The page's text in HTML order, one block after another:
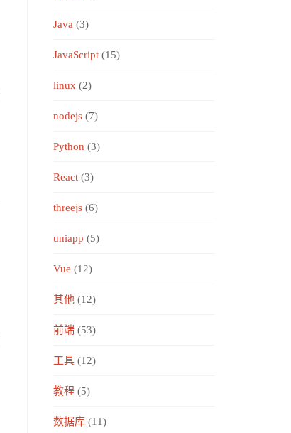
Java (3)
JavaScript (15)
linux (2)
nodejs (7)
Python (3)
React (3)
threejs (6)
uniapp (5)
Vue (12)
其他 (12)
前端 (53)
工具 (12)
教程 (5)
数据库 (11)